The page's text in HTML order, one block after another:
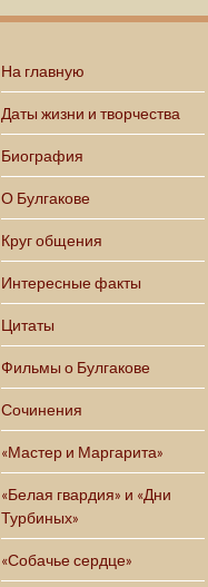
На главную
Даты жизни и творчества
Биография
О Булгакове
Круг общения
Интересные факты
Цитаты
Фильмы о Булгакове
Сочинения
«Мастер и Маргарита»
«Белая гвардия» и «Дни
Турбиных»
«Собачье сердце»